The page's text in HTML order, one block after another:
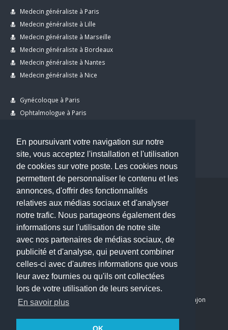
En poursuivant votre navigation sur notre
site, vous acceptez l'installation et l'utilisation
de cookies sur votre poste. Les cookies nous
permettent de personnaliser le contenu et les
annonces, d'offrir des fonctionnalités
relatives aux médias sociaux et d'analyser
notre trafic. Nous partageons également des
informations sur l'utilisation de notre site
avec nos partenaires de médias sociaux, de
publicité et d'analyse, qui peuvent combiner
celles-ci avec d'autres informations que vous
leur avez fournies ou qu'ils ont collectées
lors de votre utilisation de leurs services.
En savoir plus
Medecin généraliste à Paris
Medecin généraliste à Lille
Medecin généraliste à Marseille
Medecin généraliste à Bordeaux
Medecin généraliste à Nantes
Medecin généraliste à Nice
Gynécoloque à Paris
Ophtalmologue à Paris
Dentiste à Paris
Copyright © 2026 . All Rights Reserved.
choisirunmedecin@gmail.com
Nous contacter
Accueil
Blog
Mon compte
Dernier avis : PASCAL DELCAMPE, Chirurgien maxillo-faciale à Arpajon